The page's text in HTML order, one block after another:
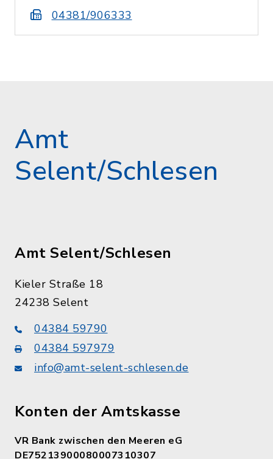
04381/906333
Amt
Selent/Schlesen
Amt Selent/Schlesen
Kieler Straße 18
24238 Selent
04384 59790
04384 597979
info@amt-selent-schlesen.de
Konten der Amtskasse
VR Bank zwischen den Meeren eG
DE75213900080007310307